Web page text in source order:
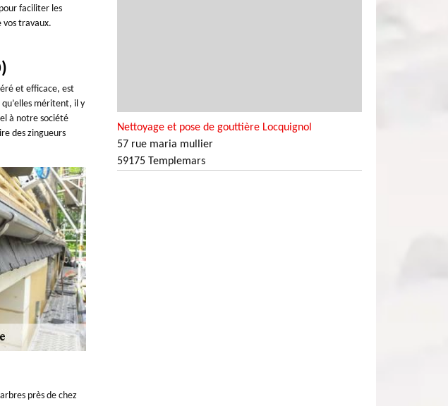
faciliter les
vos travaux.
et efficace, est
méritent, il y
à notre société
des zingueurs
près de chez
Nettoyage et pose de gouttière Locquignol
57 rue maria mullier
59175 Templemars